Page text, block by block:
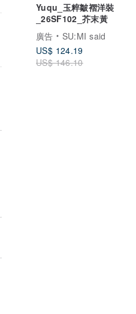
Yuqu_玉粹皺褶洋裝
_26SF102_芥末黃
廣告
SU:MI said
US$ 124.19
US$ 146.10